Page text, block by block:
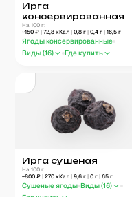
Ирга
консервированная
На 100 г:
~150 ₽| 72,8 кКал| 0,8 г| 0,4 г| 16,5 г
Ягоды консервированные
Виды (16) Где купить
Ирга сушеная
На 100 г:
~800 ₽| 270 кКал| 9,6 г| 0 г| 65 г
Сушеные ягоды Виды (16)